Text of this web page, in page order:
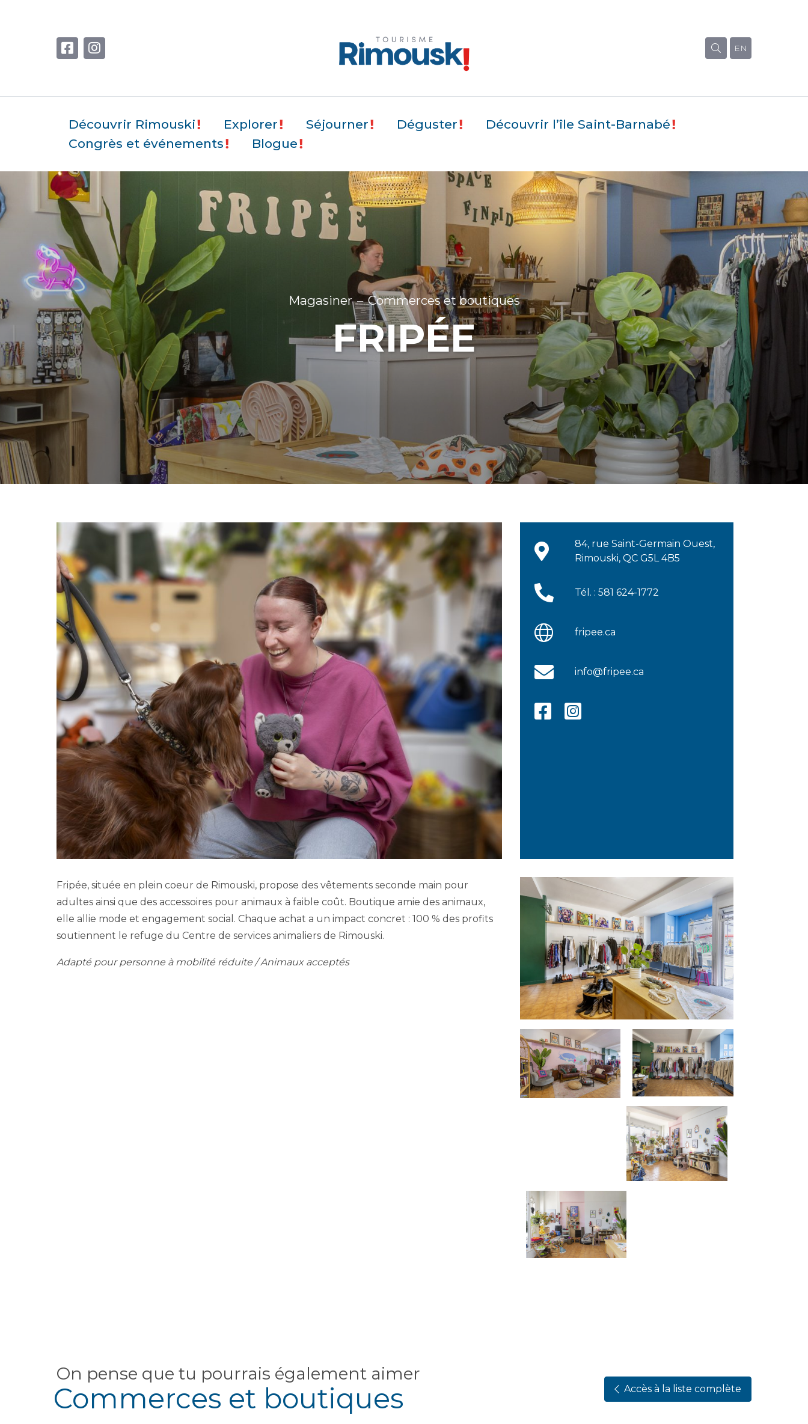
EN
Découvrir Rimouski Explorer Séjourner Déguster
Découvrir l’île Saint-Barnabé
Congrès et événements
Blogue
Magasiner Commerces et boutiques
FRIPÉE
Fripée, située en plein coeur de Rimouski, propose des vêtements seconde main pour
adultes ainsi que des accessoires pour animaux à faible coût. Boutique amie des animaux,
elle allie mode et engagement social. Chaque achat a un impact concret : 100 % des profits
soutiennent le refuge du Centre de services animaliers de Rimouski.
Adapté pour personne à mobilité réduite / Animaux acceptés
84, rue Saint-Germain Ouest,
Rimouski, QC G5L 4B5
Tél. : 581 624-1772
fripee.ca
info@fripee.ca
On pense que tu pourrais également aimer
Commerces et boutiques Accès à la liste complète